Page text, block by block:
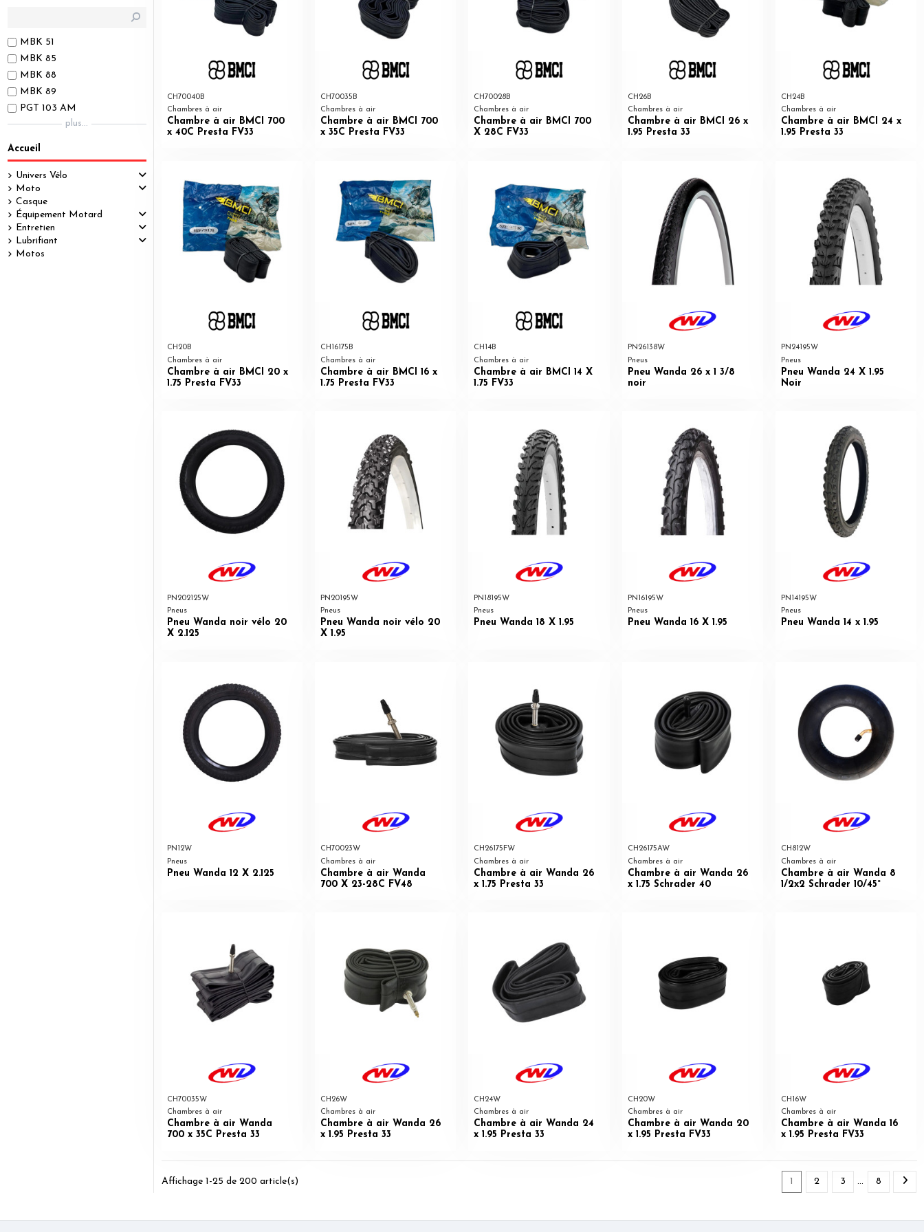
CH70040B
Chambres à air
Chambre à air BMCI 700
x 40C Presta FV33
CH70035B
Chambres à air
Chambre à air BMCI 700
x 35C Presta FV33
CH70028B
Chambres à air
Chambre à air BMCI 700
X 28C FV33
CH26B
Chambres à air
Chambre à air BMCI 26 x
1.95 Presta 33
CH24B
Chambres à air
Chambre à air BMCI 24 x
1.95 Presta 33
CH20B
Chambres à air
Chambre à air BMCI 20 x
1.75 Presta FV33
CH16175B
Chambres à air
Chambre à air BMCI 16 x
1.75 Presta FV33
CH14B
Chambres à air
Chambre à air BMCI 14 X
1.75 FV33
PN26138W
Pneus
Pneu Wanda 26 x 1 3/8
noir
PN24195W
Pneus
Pneu Wanda 24 X 1.95
Noir
PN202125W
Pneus
Pneu Wanda noir vélo 20
X 2.125
PN20195W
Pneus
Pneu Wanda noir vélo 20
X 1.95
PN18195W
Pneus
Pneu Wanda 18 X 1.95
PN16195W
Pneus
Pneu Wanda 16 X 1.95
PN14195W
Pneus
Pneu Wanda 14 x 1.95
PN12W
Pneus
Pneu Wanda 12 X 2.125
CH70023W
Chambres à air
Chambre à air Wanda
700 X 23-28C FV48
CH26175FW
Chambres à air
Chambre à air Wanda 26
x 1.75 Presta 33
CH26175AW
Chambres à air
Chambre à air Wanda 26
x 1.75 Schrader 40
CH812W
Chambres à air
Chambre à air Wanda 8
1/2x2 Schrader 10/45°
CH70035W
Chambres à air
Chambre à air Wanda
700 x 35C Presta 33
CH26W
Chambres à air
Chambre à air Wanda 26
x 1.95 Presta 33
CH24W
Chambres à air
Chambre à air Wanda 24
x 1.95 Presta 33
CH20W
Chambres à air
Chambre à air Wanda 20
x 1.95 Presta FV33
CH16W
Chambres à air
Chambre à air Wanda 16
x 1.95 Presta FV33
Affichage 1-25 de 200 article(s) 1 2 3 … 8
MBK 51
MBK 85
MBK 88
MBK 89
PGT 103 AM
plus...
Accueil
Univers Vélo
Moto
Casque
Équipement Motard
Entretien
Lubrifiant
Motos